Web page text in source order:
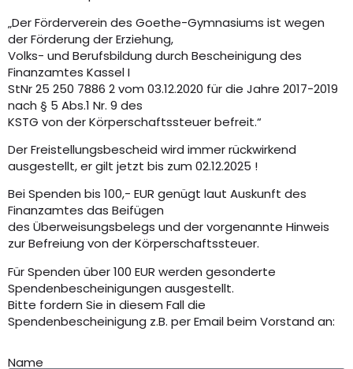
„Der Förderverein des Goethe-Gymnasiums ist wegen
der Förderung der Erziehung,
Volks- und Berufsbildung durch Bescheinigung des
Finanzamtes Kassel I
StNr 25 250 7886 2 vom 03.12.2020 für die Jahre 2017-2019
nach § 5 Abs.1 Nr. 9 des
KSTG von der Körperschaftssteuer befreit.“
Der Freistellungsbescheid wird immer rückwirkend
ausgestellt, er gilt jetzt bis zum 02.12.2025 !
Bei Spenden bis 100,- EUR genügt laut Auskunft des
Finanzamtes das Beifügen
des Überweisungsbelegs und der vorgenannte Hinweis
zur Befreiung von der Körperschaftssteuer.
Für Spenden über 100 EUR werden gesonderte
Spendenbescheinigungen ausgestellt.
Bitte fordern Sie in diesem Fall die
Spendenbescheinigung z.B. per Email beim Vorstand an:
Name